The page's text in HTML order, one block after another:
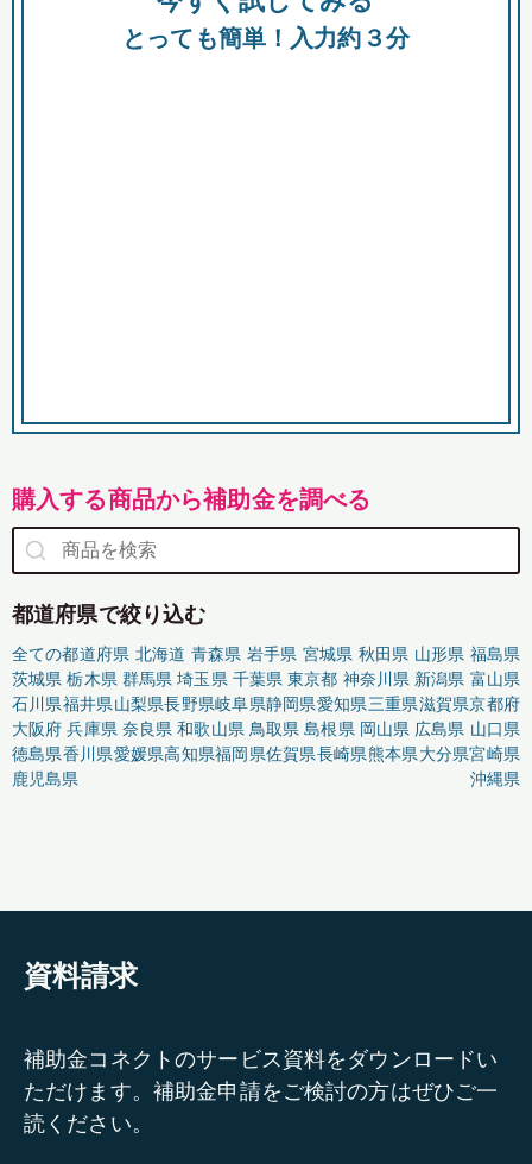
とっても簡単！入力約３分
購入する商品から補助金を調べる
都道府県で絞り込む
全ての都道府県 北海道 青森県 岩手県 宮城県 秋田県 山形県 福島県
茨城県 栃木県 群馬県 埼玉県 千葉県 東京都 神奈川県 新潟県 富山県
石川県福井県山梨県長野県岐阜県静岡県愛知県三重県滋賀県京都府
大阪府 兵庫県 奈良県 和歌山県 鳥取県 島根県 岡山県 広島県 山口県
徳島県香川県愛媛県高知県福岡県佐賀県長崎県熊本県大分県宮崎県
鹿児島県
沖縄県
資料請求
補助金コネクトのサービス資料をダウンロードい
ただけます。補助金申請をご検討の方はぜひご一
読ください。